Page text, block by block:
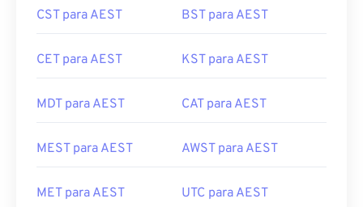
CST para AEST BST para AEST
CET para AEST KST para AEST
MDT para AEST CAT para AEST
MEST para AEST AWST para AEST
MET para AEST UTC para AEST